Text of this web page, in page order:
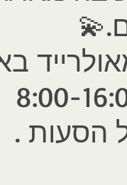
8:00-
הסעות .